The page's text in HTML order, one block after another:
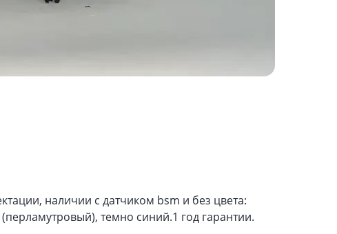
наличии с датчиком bsm и без цвета:
темно синий.1 год гарантии.